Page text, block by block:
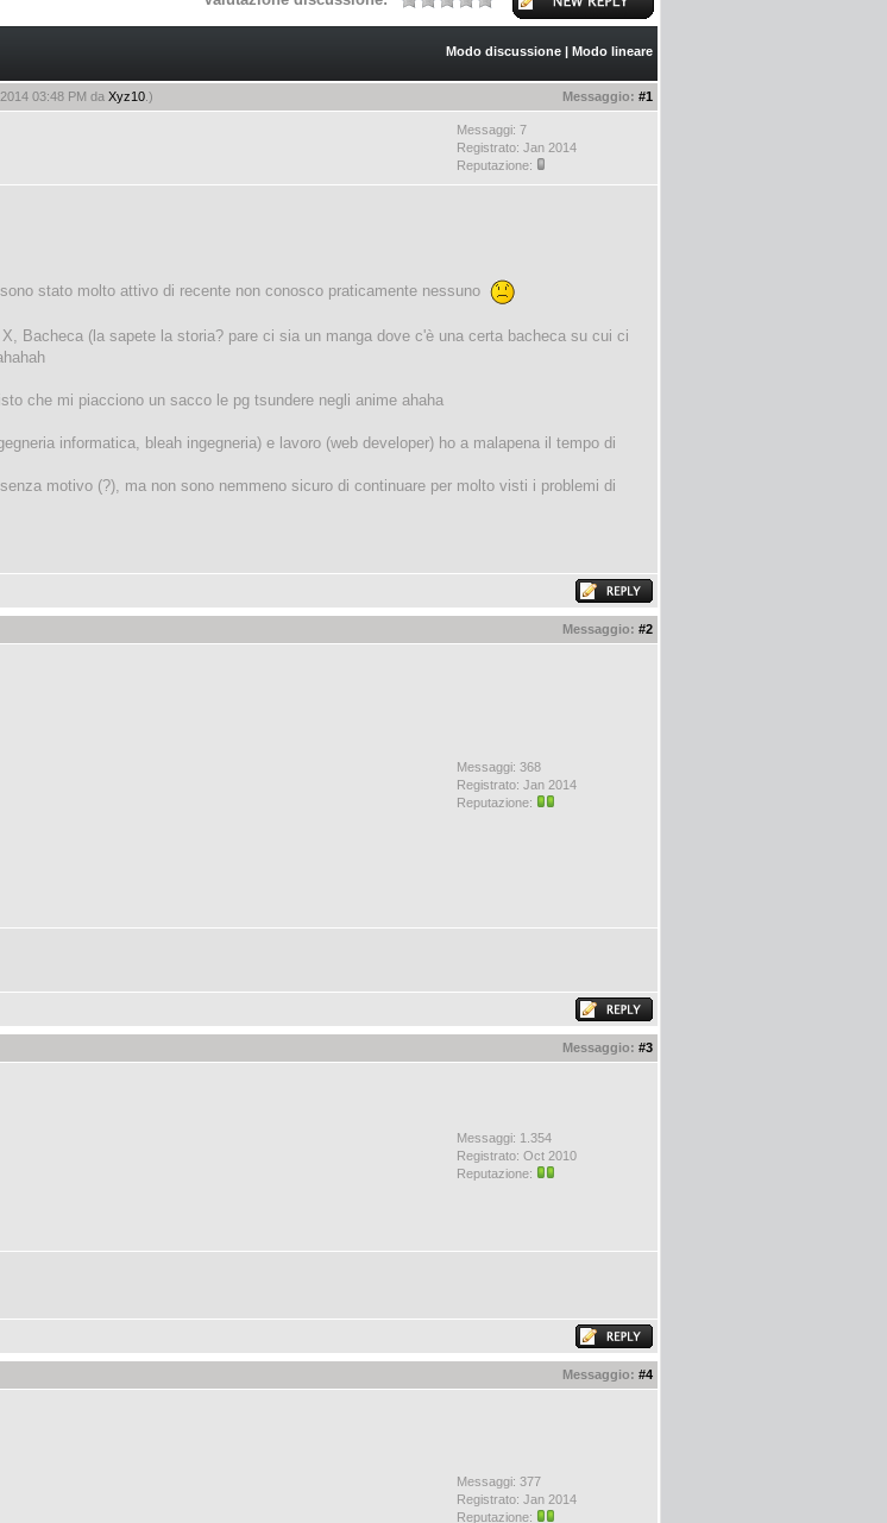
Modo discussione | Modo lineare
03:48 PM da Xyz10 ) Messaggio: #1
Messaggi: 7
Registrato: Jan 2014
Reputazione:
stato molto attivo di recente non conosco praticamente nessuno
Bacheca (la sapete la storia? pare ci sia un manga dove c'è una certa bacheca su cui ci
che mi piacciono un sacco le pg tsundere negli anime ahaha
informatica, bleah ingegneria) e lavoro (web developer) ho a malapena il tempo di
motivo (?), ma non sono nemmeno sicuro di continuare per molto visti i problemi di
Messaggio: #2
Messaggi: 368
Registrato: Jan 2014
Reputazione:
Messaggio: #3
Messaggi: 1.354
Registrato: Oct 2010
Reputazione:
Messaggio: #4
Messaggi: 377
Registrato: Jan 2014
Reputazione: